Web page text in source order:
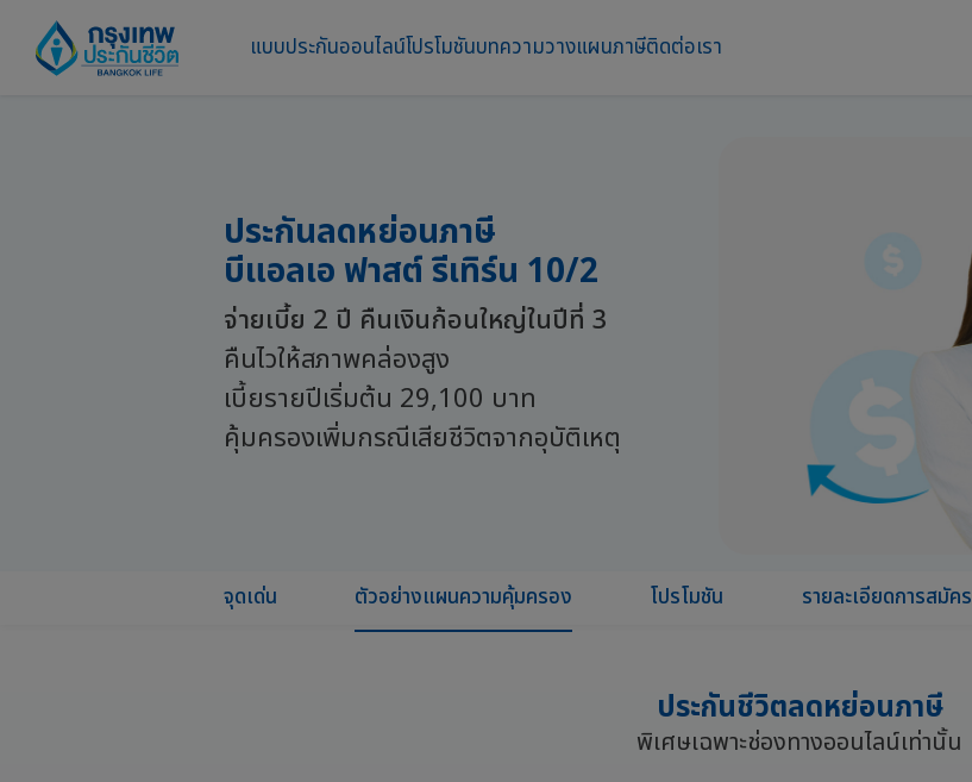
แบบประกันออนไลน์โปรโมชันบทความวางแผนภาษีติดต่อเรา
ประกันลดหย่อนภาษี
บีแอลเอ ฟาสต์ รีเทิร์น 10/2
จ่ายเบี้ย 2 ปี คืนเงินก้อนใหญ่ในปีที่ 3
คืนไวให้สภาพคล่องสูง
เบี้ยรายปีเริ่มต้น 29,100 บาท
คุ้มครองเพิ่มกรณีเสียชีวิตจากอุบัติเหตุ
จุดเด่น ตัวอย่างแผนความคุ้มครอง โปรโมชัน รายละเอียดการสมัคร
ประกันชีวิตลดหย่อนภาษี
พิเศษเฉพาะช่องทางออนไลน์เท่านั้น